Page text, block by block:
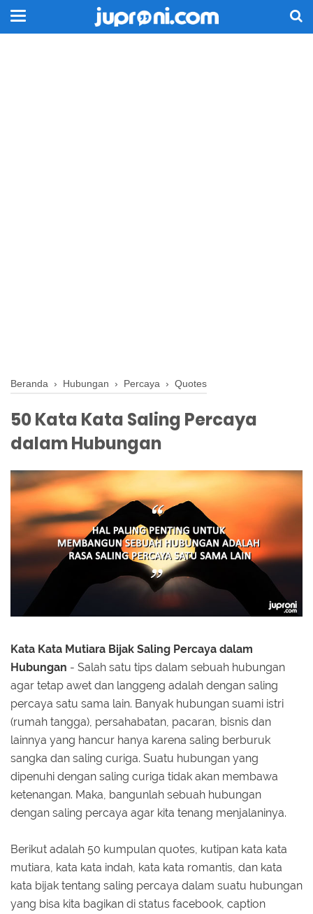
Beranda › Hubungan › Percaya › Quotes
50 Kata Kata Saling Percaya
dalam Hubungan
Kata Kata Mutiara Bijak Saling Percaya dalam
Hubungan - Salah satu tips dalam sebuah hubungan
agar tetap awet dan langgeng adalah dengan saling
percaya satu sama lain. Banyak hubungan suami istri
(rumah tangga), persahabatan, pacaran, bisnis dan
lainnya yang hancur hanya karena saling berburuk
sangka dan saling curiga. Suatu hubungan yang
dipenuhi dengan saling curiga tidak akan membawa
ketenangan. Maka, bangunlah sebuah hubungan
dengan saling percaya agar kita tenang menjalaninya.
Berikut adalah 50 kumpulan quotes, kutipan kata kata
mutiara, kata kata indah, kata kata romantis, dan kata
kata bijak tentang saling percaya dalam suatu hubungan
yang bisa kita bagikan di status facebook, caption